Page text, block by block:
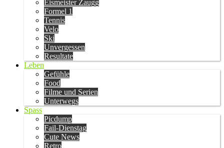
Eismeister Zaugg
Formel 1
Tennis
Velo
Ski
Unvergessen
Resultate
Leben
Gefühle
Food
Filme und Serien
Unterwegs
Spass
Picdump
Fail-Dienstag
Cute News
Retro